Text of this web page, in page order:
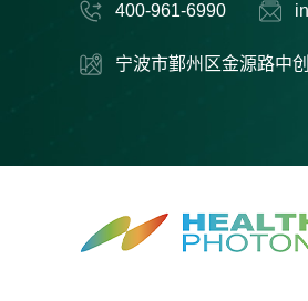
400-961-6990
宁波市鄞州区金源路中